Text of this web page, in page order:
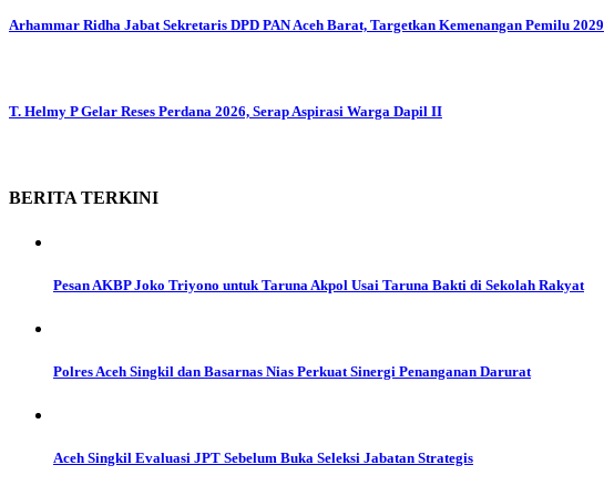
Arhammar Ridha Jabat Sekretaris DPD PAN Aceh Barat, Targetkan Kemenangan Pemilu 2029
T. Helmy P Gelar Reses Perdana 2026, Serap Aspirasi Warga Dapil II
BERITA TERKINI
Pesan AKBP Joko Triyono untuk Taruna Akpol Usai Taruna Bakti di Sekolah Rakyat
Polres Aceh Singkil dan Basarnas Nias Perkuat Sinergi Penanganan Darurat
Aceh Singkil Evaluasi JPT Sebelum Buka Seleksi Jabatan Strategis